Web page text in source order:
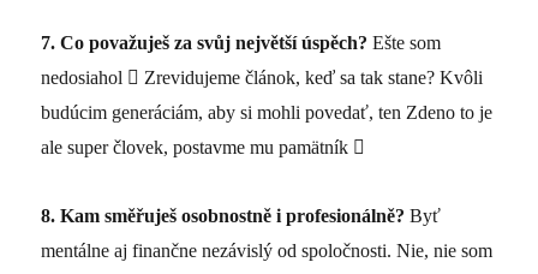
7.Co považuješ za svůj největší úspěch?Ešte som
nedosiahol  Zrevidujeme článok, keď sa tak stane? Kvôli
budúcim generáciám, aby si mohli povedať, ten Zdeno to je
ale super človek, postavme mu pamätník 
8.Kam směřuješ osobnostně i profesionálně?Byť
mentálne aj finančne nezávislý od spoločnosti. Nie, nie som